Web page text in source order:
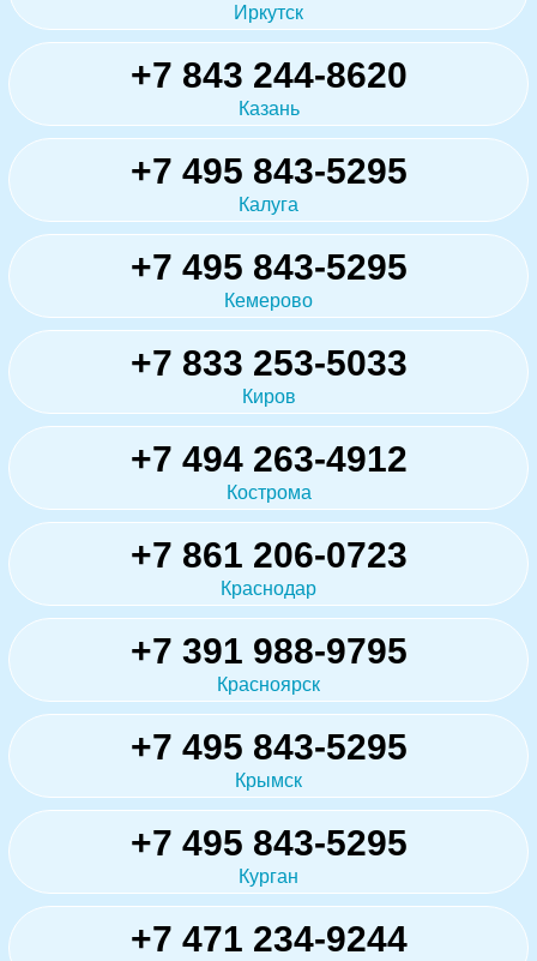
Иркутск
+7 843 244-8620
Казань
+7 495 843-5295
Калуга
+7 495 843-5295
Кемерово
+7 833 253-5033
Киров
+7 494 263-4912
Кострома
+7 861 206-0723
Краснодар
+7 391 988-9795
Красноярск
+7 495 843-5295
Крымск
+7 495 843-5295
Курган
+7 471 234-9244